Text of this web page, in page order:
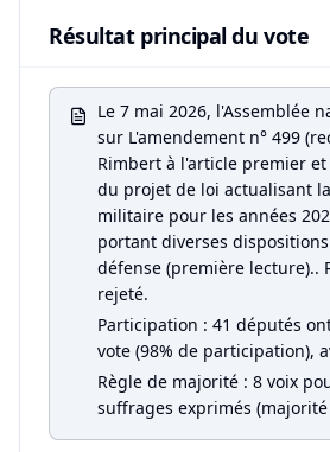
Résultat principal du vote
Le 7 mai 2026, l'Assemblée
sur L'amendement n° 499
Rimbert à l'article premier
du projet de loi actualisant
militaire pour les années
portant diverses
défense (première lecture)..
rejeté.
Participation : 41 députés
vote (98% de participation),
Règle de majorité : 8 voix
suffrages exprimés (majorité